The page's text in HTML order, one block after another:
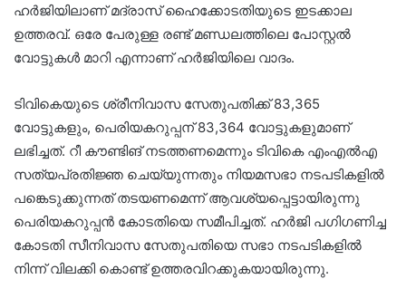
ഹർജിയിലാണ് മദ്രാസ് ഹൈക്കോടതിയുടെ ഇടക്കാല
ഉത്തരവ്. ഒരേ പേരുള്ള രണ്ട് മണ്ഡലത്തിലെ പോസ്റ്റൽ
വോട്ടുകൾ മാറി എന്നാണ് ഹർജിയിലെ വാദം.
ടിവികെയുടെ ശ്രീനിവാസ സേതുപതിക്ക് 83,365
വോട്ടുകളും, പെരിയകറുപ്പന് 83,364 വോട്ടുകളുമാണ്
ലഭിച്ചത്. റീ കൗണ്ടിങ് നടത്തണമെന്നും ടിവികെ എംഎൽഎ
സത്യപ്രതിജ്ഞ ചെയ്യുന്നതും നിയമസഭാ നടപടികളിൽ
പങ്കെടുക്കുന്നത് തടയണമെന്ന് ആവശ്യപ്പെട്ടായിരുന്നു
പെരിയകറുപ്പൻ കോടതിയെ സമീപിച്ചത്. ഹർജി പഗിഗണിച്ച
കോടതി സീനിവാസ സേതുപതിയെ സഭാ നടപടികളിൽ
നിന്ന് വിലക്കി കൊണ്ട് ഉത്തരവിറക്കുകയായിരുന്നു.